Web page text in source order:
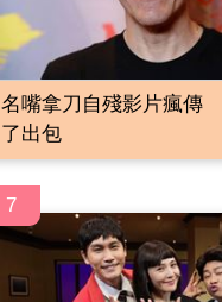
名嘴拿刀自殘影片瘋傳
了出包
7